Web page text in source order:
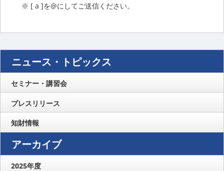
※ [ a ]を@にしてご送信ください。
ニュース・トピックス
セミナー・講習会
プレスリリース
知財情報
アーカイブ
2025年度